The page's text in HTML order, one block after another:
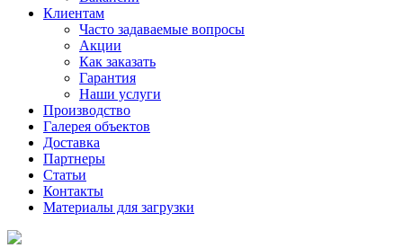
Клиентам
Часто задаваемые вопросы
Акции
Как заказать
Гарантия
Наши услуги
Производство
Галерея объектов
Доставка
Партнеры
Статьи
Контакты
Материалы для загрузки